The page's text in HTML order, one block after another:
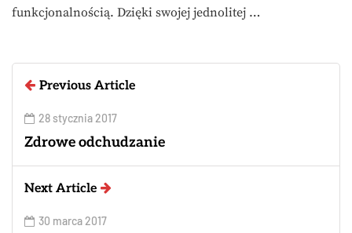
funkcjonalnością. Dzięki swojej jednolitej …
Previous Article
28 stycznia 2017
Zdrowe odchudzanie
Next Article
30 marca 2017